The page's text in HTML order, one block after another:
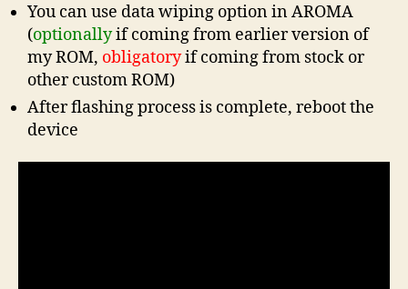
You can use data wiping option in AROMA
(optionallyif coming from earlier version of
my ROM, obligatoryif coming from stock or
other custom ROM)
After flashing process is complete, reboot the
device